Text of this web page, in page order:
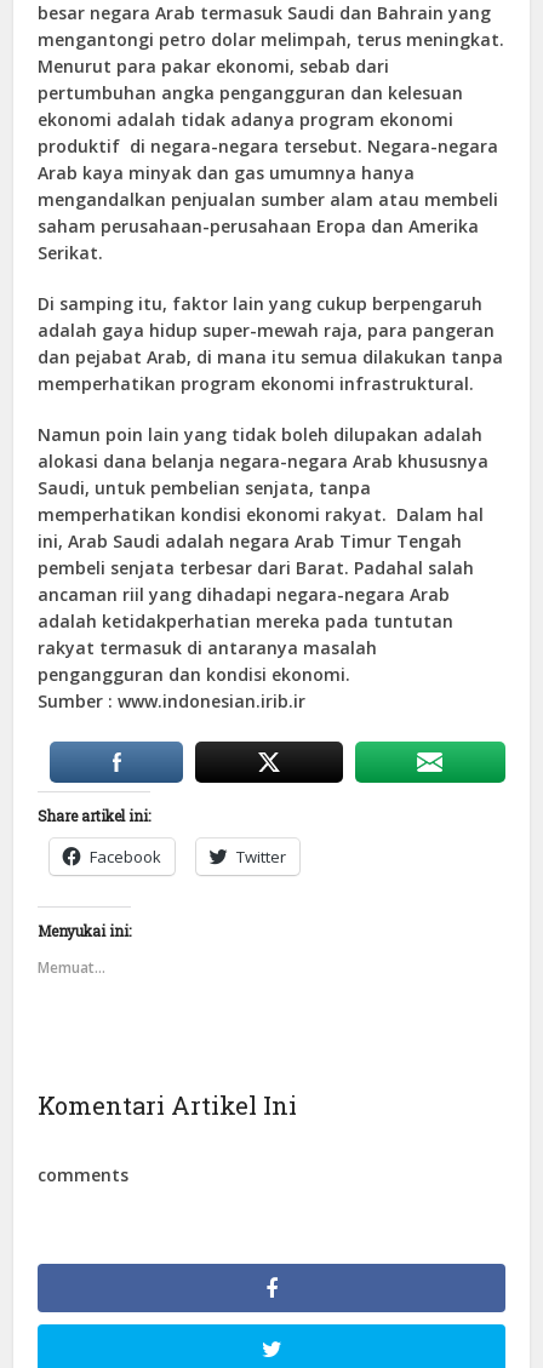
besar negara Arab termasuk Saudi dan Bahrain yang
mengantongi petro dolar melimpah, terus meningkat.
Menurut para pakar ekonomi, sebab dari
pertumbuhan angka pengangguran dan kelesuan
ekonomi adalah tidak adanya program ekonomi
produktif di negara-negara tersebut. Negara-negara
Arab kaya minyak dan gas umumnya hanya
mengandalkan penjualan sumber alam atau membeli
saham perusahaan-perusahaan Eropa dan Amerika
Serikat.
Di samping itu, faktor lain yang cukup berpengaruh
adalah gaya hidup super-mewah raja, para pangeran
dan pejabat Arab, di mana itu semua dilakukan tanpa
memperhatikan program ekonomi infrastruktural.
Namun poin lain yang tidak boleh dilupakan adalah
alokasi dana belanja negara-negara Arab khususnya
Saudi, untuk pembelian senjata, tanpa
memperhatikan kondisi ekonomi rakyat. Dalam hal
ini, Arab Saudi adalah negara Arab Timur Tengah
pembeli senjata terbesar dari Barat. Padahal salah
ancaman riil yang dihadapi negara-negara Arab
adalah ketidakperhatian mereka pada tuntutan
rakyat termasuk di antaranya masalah
pengangguran dan kondisi ekonomi.
Sumber : www.indonesian.irib.ir
Share artikel ini:
Facebook Twitter
Menyukai ini:
Memuat...
Komentari Artikel Ini
comments